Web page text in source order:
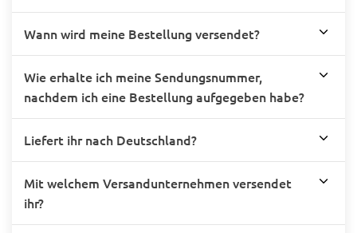
Wann wird meine Bestellung versendet?
Wie erhalte ich meine Sendungsnummer,
nachdem ich eine Bestellung aufgegeben habe?
Liefert ihr nach Deutschland?
Mit welchem Versandunternehmen versendet
ihr?